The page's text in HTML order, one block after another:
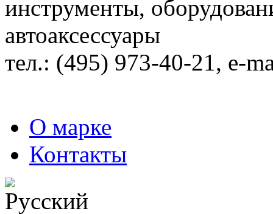
инструменты,
автоаксессуары
тел.: (495) 973-40-21, e-
О марке
Контакты